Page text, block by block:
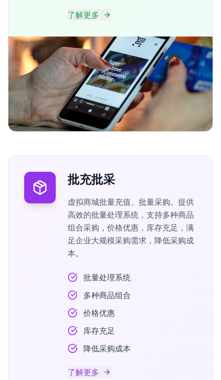
了解更多
批充批采
虚拟商城批量充值、批量采购。提供
高效的批量处理系统，支持多种商品
组合采购，价格优惠，库存充足，满
足企业大规模采购需求，降低采购成
本。
批量处理系统
多种商品组合
价格优惠
库存充足
降低采购成本
了解更多